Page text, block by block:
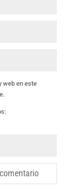
web en este